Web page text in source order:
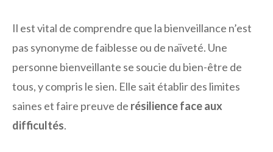
Il est vital de comprendre que la bienveillance n’est
pas synonyme de faiblesse ou de naïveté. Une
personne bienveillante se soucie du bien-être de
tous, y compris le sien. Elle sait établir des limites
saines et faire preuve de résilience face aux
difficultés.